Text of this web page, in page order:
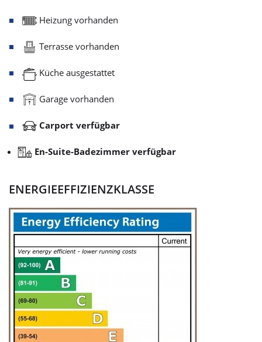
Heizung vorhanden
Terrasse vorhanden
Küche ausgestattet
Garage vorhanden
Carport verfügbar
En-Suite-Badezimmer verfügbar
ENERGIEEFFIZIENZKLASSE